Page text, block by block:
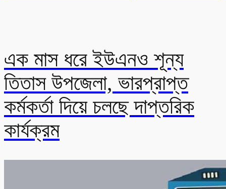
এক মাস ধরে ইউএনও শূন্য
তিতাস উপজেলা, ভারপ্রাপ্ত
কর্মকর্তা দিয়ে চলছে দাপ্তরিক
কার্যক্রম